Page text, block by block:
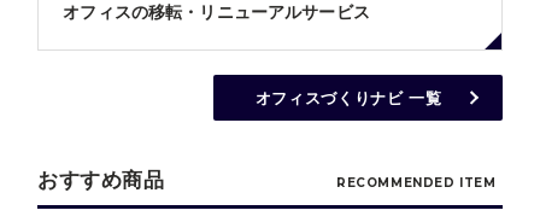
オフィスの移転・リニューアルサービス
オフィスづくりナビ 一覧
おすすめ商品 RECOMMENDED ITEM